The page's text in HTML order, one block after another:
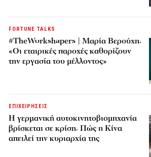
FORTUNE TALKS
#TheWorkshapers | Μαρία Βερούχη:
«Οι εταιρικές παροχές καθορίζουν
την εργασία του μέλλοντος»
ΕΠΙΧΕΙΡΗΣΕΙΣ
Η γερμανική αυτοκινητοβιομηχανία
βρίσκεται σε κρίση: Πώς η Κίνα
απειλεί την κυριαρχία της